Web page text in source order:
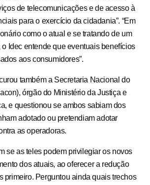
de telecomunicações e de acesso à
para o exercício da cidadania”. “Em
como o atual e se tratando de um
Idec entende que eventuais benefícios
aos consumidores”.
também a Secretaria Nacional do
órgão do Ministério da Justiça e
e questionou se ambos sabiam dos
adotado ou pretendiam adotar
as operadoras.
se as teles podem privilegiar os novos
dos atuais, ao oferecer a redução
primeiro. Perguntou ainda quais trechos